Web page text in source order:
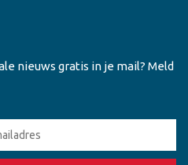
nieuws gratis in je mail? Meld